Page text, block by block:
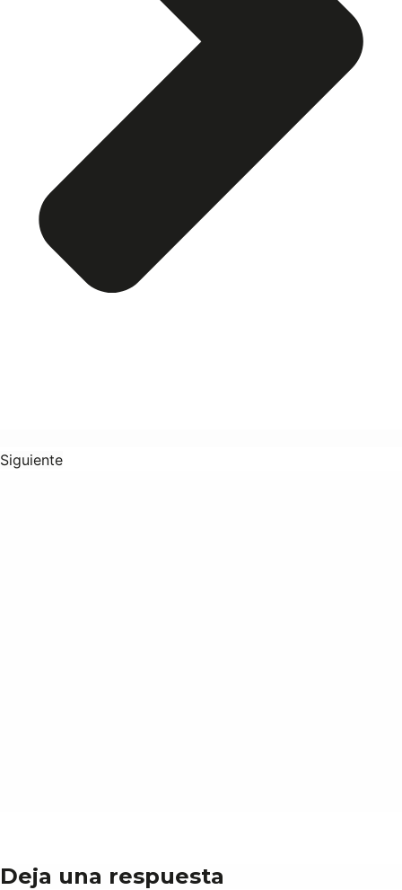
Siguiente
Deja una respuesta